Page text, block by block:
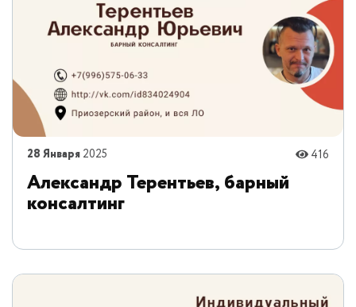
28 Января 2025 416
Александр Терентьев, барный
консалтинг